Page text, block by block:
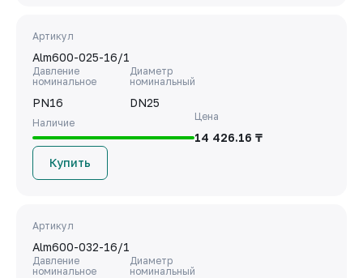
Артикул
Alm600-025-16/1
Давление
номинальное
PN16
Диаметр
номинальный
DN25
Наличие
Цена
14 426.16 ₸
Купить
Артикул
Alm600-032-16/1
Давление
номинальное
Диаметр
номинальный